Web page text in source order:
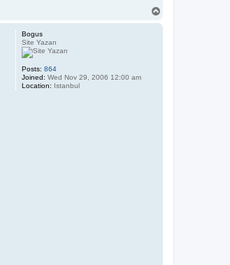
Bogus
Site Yazarı
Posts: 864
Joined: Wed Nov 29, 2006 12:00 am
Location: Istanbul